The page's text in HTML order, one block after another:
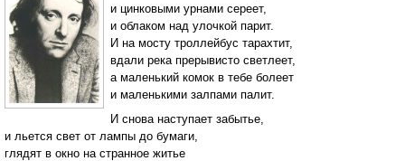
и цинковыми урнами сереет,
и облаком над улочкой парит.
И на мосту троллейбус тарахтит,
вдали река прерывисто светлеет,
а маленький комок в тебе болеет
и маленькими залпами палит.
И снова наступает забытье,
и льется свет от лампы до бумаги,
глядят в окно на странное житье